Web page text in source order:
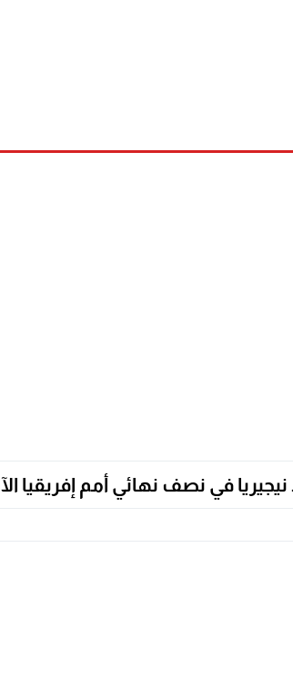
في نصف نهائي أمم إفريقيا